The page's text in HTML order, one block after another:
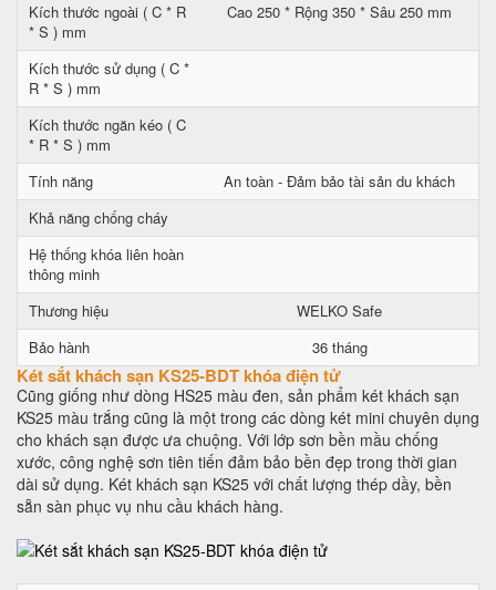
Kích thước ngoài ( C * R
* S ) mm
Cao 250 * Rộng 350 * Sâu 250 mm
Kích thước sử dụng ( C *
R * S ) mm
Kích thước ngăn kéo ( C
* R * S ) mm
Tính năng
An toàn - Đảm bảo tài sản du khách
Khả năng chống cháy
Hệ thống khóa liên hoàn
thông minh
Thương hiệu
WELKO Safe
Bảo hành
36 tháng
Két sắt khách sạn KS25-BDT khóa điện tử
Cũng giống như dòng HS25 màu đen, sản phẩm két khách sạn
KS25 màu trắng cũng là một trong các dòng két mini chuyên dụng
cho khách sạn được ưa chuộng. Với lớp sơn bền mầu chống
xước, công nghệ sơn tiên tiến đảm bảo bền đẹp trong thời gian
dài sử dụng. Két khách sạn KS25 với chất lượng thép dầy, bền
sẵn sàn phục vụ nhu cầu khách hàng.